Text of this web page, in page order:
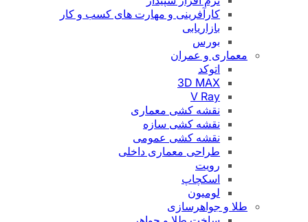
کارآفرینی و مهارت های کسب و کار
بازاریابی
بورس
معماری و عمران
اتوکد
3D MAX
V Ray
نقشه کشی معماری
نقشه کشی سازه
نقشه کشی عمومی
طراحی معماری داخلی
رویت
اسکچاپ
لومیون
طلا و جواهرسازی